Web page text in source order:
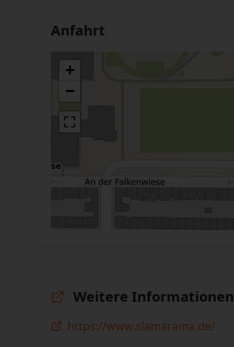
Anfahrt
+
−
Weitere Informationen
https://www.slamarama.de/